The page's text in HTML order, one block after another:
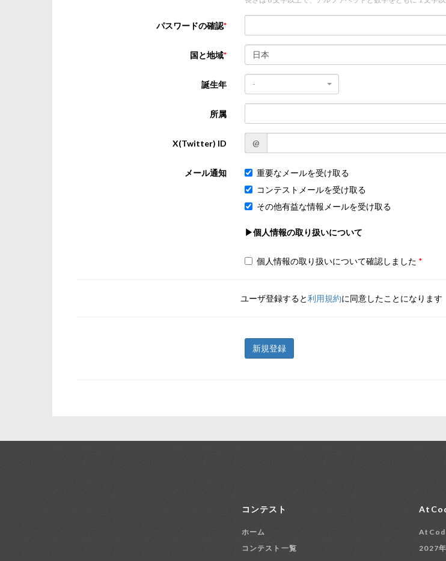
パスワードの確認
国と地域 日本
誕生年 -
所属
X(Twitter) ID @
メール通知
重要なメールを受け取る
コンテストメールを受け取る
その他有益な情報メールを受け取る
▶個人情報の取り扱いについて
個人情報の取り扱いについて確認しました
ユーザ登録すると利用規約に同意したことになります
新規登録
コンテスト
ホーム
コンテスト一覧
2027